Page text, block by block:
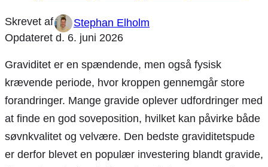
Stephan Elholm
Opdateret d. 6. juni 2026
Graviditet er en spændende, men også fysisk
krævende periode, hvor kroppen gennemgår store
forandringer. Mange gravide oplever udfordringer med
at finde en god soveposition, hvilket kan påvirke både
søvnkvalitet og velvære. Den bedste graviditetspude
er derfor blevet en populær investering blandt gravide,